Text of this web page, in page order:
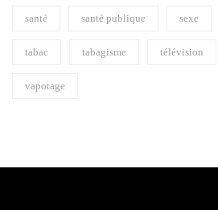
santé santé publique sexe
tabac tabagisme télévision
vapotage